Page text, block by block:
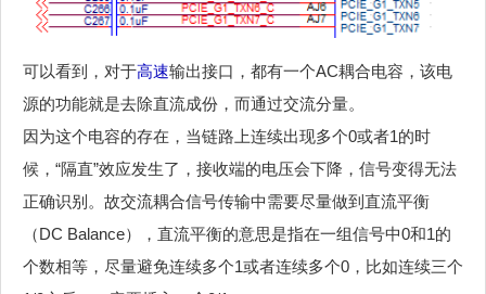
可以看到，对于高速输出接口，都有一个AC耦合电容，该电
源的功能就是去除直流成份，而通过交流分量。
因为这个电容的存在，当链路上连续出现多个0或者1的时
候，“隔直”效应发生了，接收端的电压会下降，信号变得无法
正确识别。故交流耦合信号传输中需要尽量做到直流平衡
（DC Balance），直流平衡的意思是指在一组信号中0和1的
个数相等，尽量避免连续多个1或者连续多个0，比如连续三个